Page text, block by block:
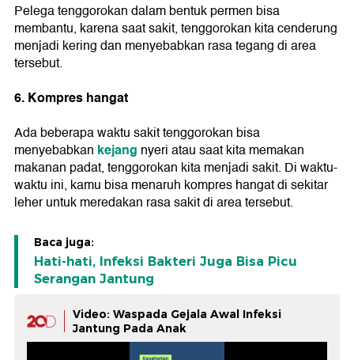
Pelega tenggorokan dalam bentuk permen bisa
membantu, karena saat sakit, tenggorokan kita cenderung
menjadi kering dan menyebabkan rasa tegang di area
tersebut.
6. Kompres hangat
Ada beberapa waktu sakit tenggorokan bisa
menyebabkan kejang nyeri atau saat kita memakan
makanan padat, tenggorokan kita menjadi sakit. Di waktu-
waktu ini, kamu bisa menaruh kompres hangat di sekitar
leher untuk meredakan rasa sakit di area tersebut.
Baca juga:
Hati-hati, Infeksi Bakteri Juga Bisa Picu
Serangan Jantung
Video: Waspada Gejala Awal Infeksi
Jantung Pada Anak